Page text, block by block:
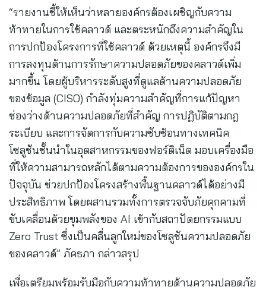
“รายงานชี้ให้เห็นว่าหลายองค์กรต้องเผชิญกับความ
ท้าทายในการใช้คลาวด์ และตระหนักถึงความสำคัญใน
การปกป้องโครงการที่ใช้คลาวด์ ด้วยเหตุนี้ องค์กรจึงมี
การลงทุนด้านการรักษาความปลอดภัยของคลาวด์เพิ่ม
มากขึ้น โดยผู้บริหารระดับสูงที่ดูแลด้านความปลอดภัย
ของข้อมูล (CISO) กำลังทุ่มความสำคัญที่การแก้ปัญหา
ช่องว่างด้านความปลอดภัยที่สำคัญ การปฏิบัติตามกฎ
ระเบียบ และการจัดการกับความซับซ้อนทางเทคนิค
โซลูชันชั้นนำในอุตสาหกรรมของฟอร์ติเน็ต มอบเครื่องมือ
ที่ให้ความสามารถหลักได้ตามความต้องการขององค์กรใน
ปัจจุบัน ช่วยปกป้องโครงสร้างพื้นฐานคลาวด์ได้อย่างมี
ประสิทธิภาพ โดยผสานรวมทั้งการตรวจจับภัยคุกคามที่
ขับเคลื่อนด้วยขุมพลังของ AI เข้ากับสถาปัตยกรรมแบบ
Zero Trust ซึ่งเป็นคลื่นลูกใหม่ของโซลูชันความปลอดภัย
ของคลาวด์” ภัคธภา กล่าวสรุป
เพื่อเตรียมพร้อมรับมือกับความท้าทายด้านความปลอดภัย